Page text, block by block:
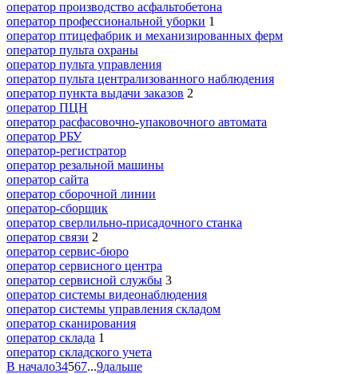
оператор производство асфальтобетона
оператор профессиональной уборки 1
оператор птицефабрик и механизированных ферм
оператор пульта охраны
оператор пульта управления
оператор пульта централизованного наблюдения
оператор пункта выдачи заказов 2
оператор ПЦН
оператор расфасовочно-упаковочного автомата
оператор РБУ
оператор-регистратор
оператор резальной машины
оператор сайта
оператор сборочной линии
оператор-сборщик
оператор сверлильно-присадочного станка
оператор связи 2
оператор сервис-бюро
оператор сервисного центра
оператор сервисной службы 3
оператор системы видеонаблюдения
оператор системы управления складом
оператор сканирования
оператор склада 1
оператор складского учета
В начало34567...9дальше